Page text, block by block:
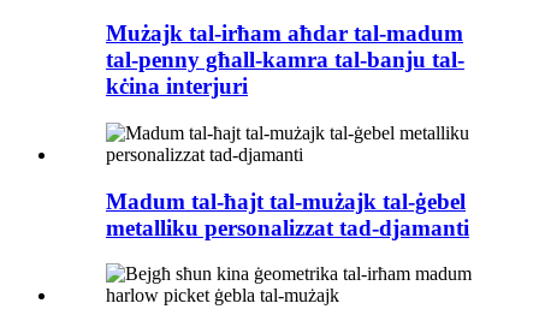
Mużajk tal-irħam aħdar tal-madum
tal-penny għall-kamra tal-banju tal-
kċina interjuri
Madum tal-ħajt tal-mużajk tal-ġebel
metalliku personalizzat tad-djamanti